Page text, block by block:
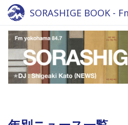
SORASHIGE BOOK -